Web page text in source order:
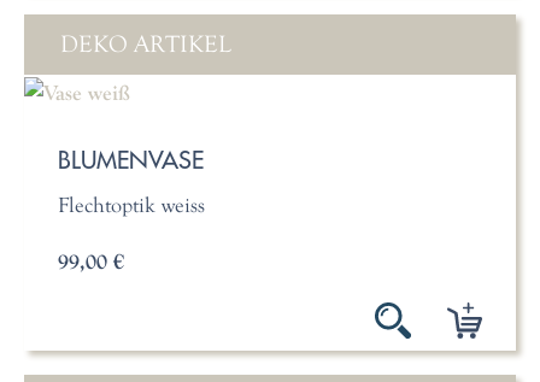
DEKO ARTIKEL
BLUMENVASE
Flechtoptik weiss
99,00 €